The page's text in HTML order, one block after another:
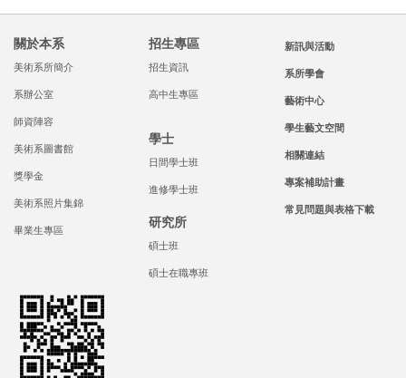
關於本系
美術系所簡介
系辦公室
師資陣容
美術系圖書館
獎學金
美術系照片集錦
畢業生專區
招生專區
招生資訊
高中生專區
學士
日間學士班
進修學士班
研究所
碩士班
碩士在職專班
新訊與活動
系所學會
藝術中心
學生藝文空間
相關連結
專案補助計畫
常見問題與表格下載